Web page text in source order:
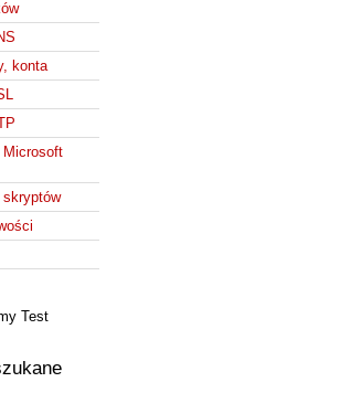
konta
Microsoft
skryptów
Test